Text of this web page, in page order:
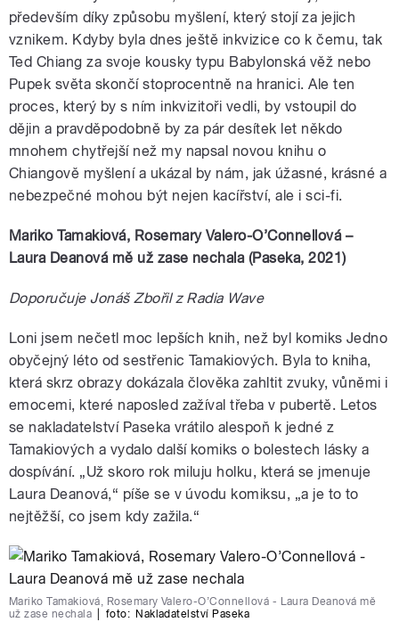
především díky způsobu myšlení, který stojí za jejich
vznikem. Kdyby byla dnes ještě inkvizice co k čemu, tak
Ted Chiang za svoje kousky typu Babylonská věž nebo
Pupek světa skončí stoprocentně na hranici. Ale ten
proces, který by s ním inkvizitoři vedli, by vstoupil do
dějin a pravděpodobně by za pár desítek let někdo
mnohem chytřejší než my napsal novou knihu o
Chiangově myšlení a ukázal by nám, jak úžasné, krásné a
nebezpečné mohou být nejen kacířství, ale i sci-fi.
Mariko Tamakiová, Rosemary Valero-O’Connellová –
Laura Deanová mě už zase nechala (Paseka, 2021)
Doporučuje Jonáš Zbořil z Radia Wave
Loni jsem nečetl moc lepších knih, než byl komiks Jedno
obyčejný léto od sestřenic Tamakiových. Byla to kniha,
která skrz obrazy dokázala člověka zahltit zvuky, vůněmi i
emocemi, které naposled zažíval třeba v pubertě. Letos
se nakladatelství Paseka vrátilo alespoň k jedné z
Tamakiových a vydalo další komiks o bolestech lásky a
dospívání. „Už skoro rok miluju holku, která se jmenuje
Laura Deanová,“ píše se v úvodu komiksu, „a je to to
nejtěžší, co jsem kdy zažila.“
Mariko Tamakiová, Rosemary Valero-O’Connellová - Laura Deanová mě
už zase nechala
foto: Nakladatelství Paseka